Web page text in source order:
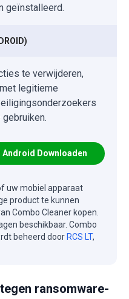
geïnstalleerd.
te verwijderen,
legitieme
gebruiken.
Downloaden
uw mobiel apparaat
product te kunnen
Combo Cleaner kopen.
beschikbaar. Combo
beheerd door RCS LT,
ransomware-